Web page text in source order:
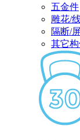
五金件
雕花/
隔断/
其它